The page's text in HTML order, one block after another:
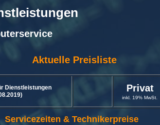
Aktuelle Preisliste
Dienstleistungen
Privat
inkl . 19% MwSt.
Servicezeiten & Technikerpreise